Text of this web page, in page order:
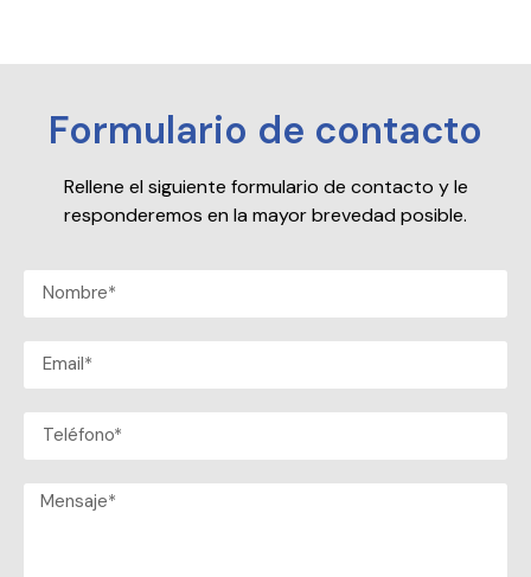
Formulario de contacto
Rellene el siguiente formulario de contacto y le
responderemos en la mayor brevedad posible.